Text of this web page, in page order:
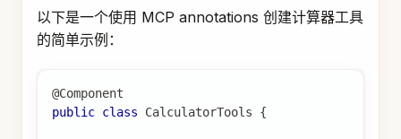
以下是一个使用 MCP annotations 创建计算器工具
的简单示例：
@Component
public class CalculatorTools {